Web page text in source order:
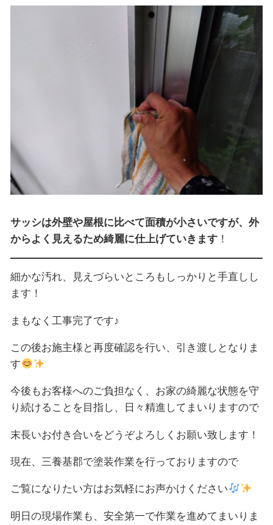
サッシは外壁や屋根に比べて面積が小さいですが、外
からよく見えるため綺麗に仕上げていきます ！
細かな汚れ、見えづらいところもしっかりと手直しし
ます！
まもなく工事完了です♪
この後お施主様と再度確認を行い、引き渡しとなりま
す
今後もお客様へのご負担なく、お家の綺麗な状態を守
り続けることを目指し、日々精進してまいりますので
末長いお付き合いをどうぞよろしくお願い致します！
現在、三養基郡で塗装作業を行っておりますので
ご覧になりたい方はお気軽にお声かけください
明日の現場作業も、安全第一で作業を進めてまいりま